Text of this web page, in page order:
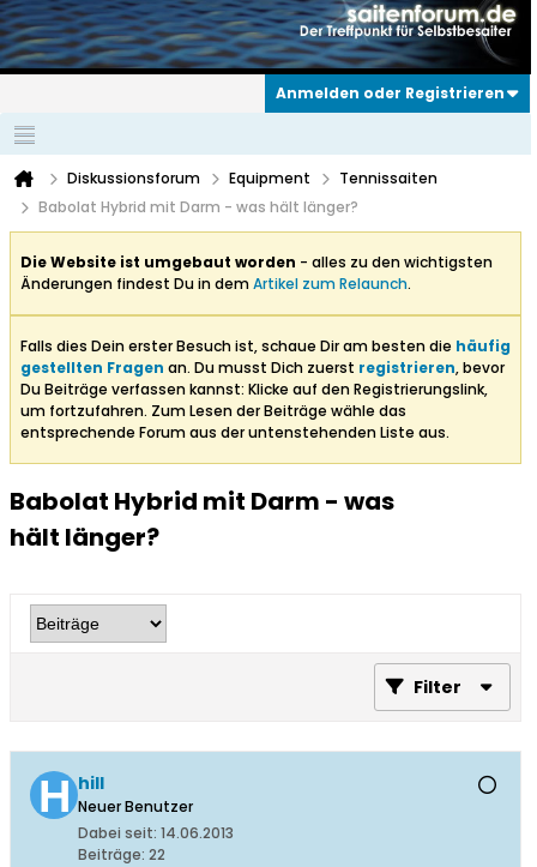
Anmelden oder Registrieren
Diskussionsforum Equipment
Tennissaiten
Babolat Hybrid mit Darm - was hält länger?
Die Website ist umgebaut worden - alles zu den wichtigsten
Änderungen findest Du in demArtikel zum Relaunch.
Falls dies Dein erster Besuch ist, schaue Dir am besten die häufig
gestellten Fragen an. Du musst Dich zuerst registrieren, bevor
Du Beiträge verfassen kannst: Klicke auf den Registrierungslink,
um fortzufahren. Zum Lesen der Beiträge wähle das
entsprechende Forum aus der untenstehenden Liste aus.
Babolat Hybrid mit Darm - was
hält länger?
Filter
hill
Neuer Benutzer
Dabei seit: 14.06.2013
Beiträge: 22